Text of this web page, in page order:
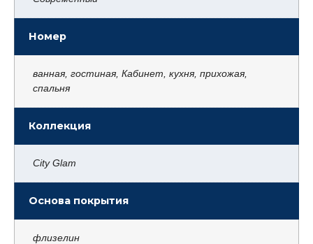
Номер
ванная, гостиная, Кабинет, кухня, прихожая,
спальня
Коллекция
City Glam
Основа покрытия
флизелин